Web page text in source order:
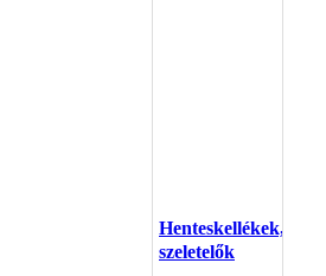
Henteskellékek,
szeletelők